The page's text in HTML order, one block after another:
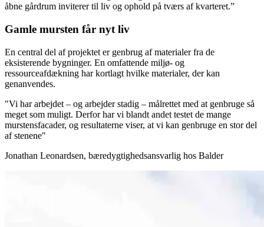
åbne gårdrum inviterer til liv og ophold på tværs af kvarteret.”
Gamle mursten får nyt liv
En central del af projektet er genbrug af materialer fra de
eksisterende bygninger. En omfattende miljø- og
ressourceafdækning har kortlagt hvilke materialer, der kan
genanvendes.
"Vi har arbejdet – og arbejder stadig – målrettet med at genbruge så
meget som muligt. Derfor har vi blandt andet testet de mange
murstensfacader, og resultaterne viser, at vi kan genbruge en stor del
af stenene"
Jonathan Leonardsen, bæredygtighedsansvarlig hos Balder